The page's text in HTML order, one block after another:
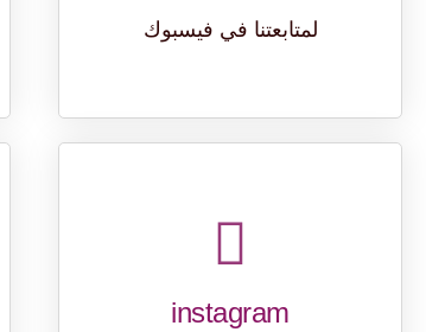
لمتابعتنا في فيسبوك
instagram